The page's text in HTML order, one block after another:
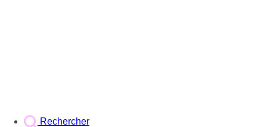
Rechercher